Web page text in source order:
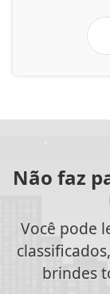
Não faz
Você pode
brindes